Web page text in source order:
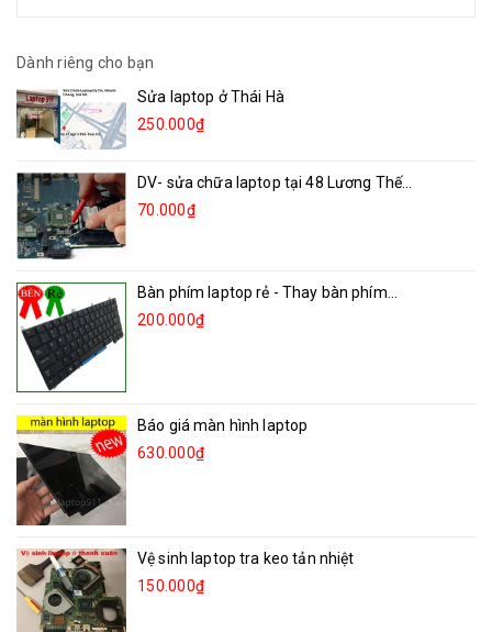
Dành riêng cho bạn
Sửa laptop ở Thái Hà
250.000₫
DV- sửa chữa laptop tại 48 Lương Thế...
70.000₫
Bàn phím laptop rẻ - Thay bàn phím...
200.000₫
Báo giá màn hình laptop
630.000₫
Vệ sinh laptop tra keo tản nhiệt
150.000₫